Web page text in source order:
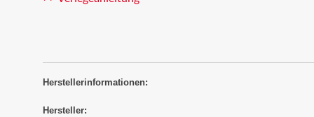
Herstellerinformationen:
Hersteller: